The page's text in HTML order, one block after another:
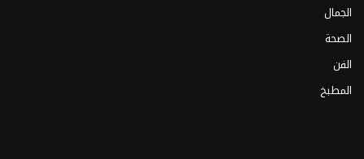
الجمال
الصحة
الفن
المطبخ